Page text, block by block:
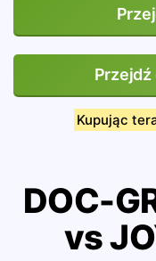
Kupując
DOC-
vs